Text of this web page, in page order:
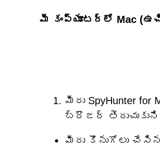
మీ కంప్యూటర్‌లో Mac
మీరు SpyHunter
బ్రౌజర్ తెరుచుకుని
మీరు కొనుగోలు